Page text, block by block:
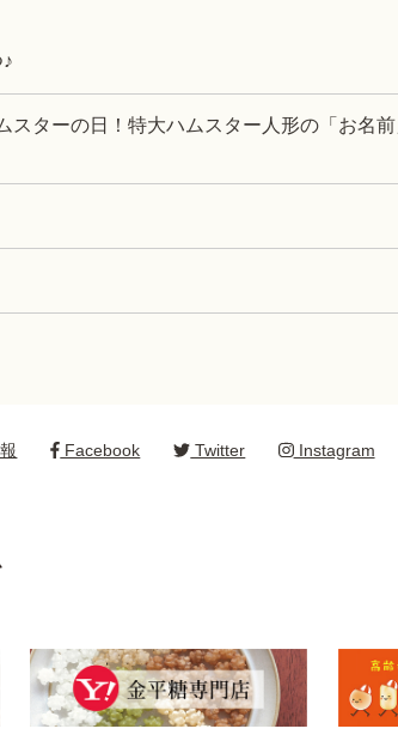
スターの日！特大ハムスター人形の「お名
Facebook Twitter Instagram